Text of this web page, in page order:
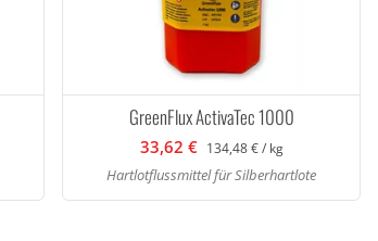
GreenFlux ActivaTec 1000
33,62 € 134,48 € / kg
Hartlotflussmittel für Silberhartlote